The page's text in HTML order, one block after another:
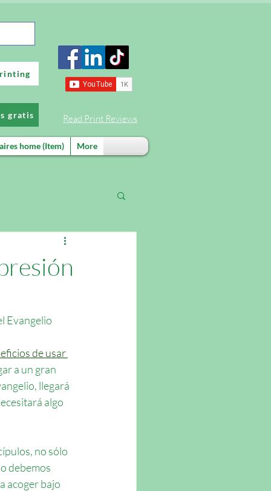
gratis Read Print Reviews
home (Item) More
Evangelio
de usar
a un gran
llegará
algo
no sólo
debemos
acoger bajo